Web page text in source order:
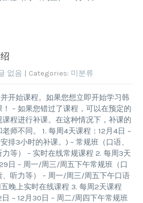
없음 | Categories: 미분류
开始课程。如果您想立即开始学习韩
– 如果您错过了课程，可以在预定的
程进行补课。在这种情况下，补课的
师不同。 1. 每周4天课程：12月4日 ~
排3小时的补课。) – 常规班（口语、
等） – 实时在线常规课程 2. 每周3天
日 – 周一/周三/周五下午常规班（口
听力等） – 周一/周三/周五下午口语
晚上实时在线课程 3. 每周2天课程
日 ~ 12月30日 – 周二/周四下午常规班